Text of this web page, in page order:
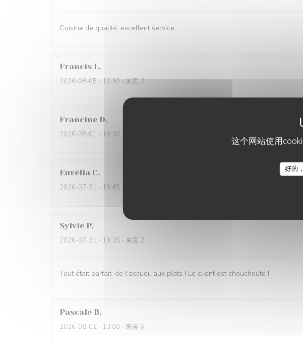
这个网站使用
好的
Cuisine de qualité, excellent service
Francis L
2026-08-05 - 12:30 - 来宾 2
Francine D
2026-08-01 - 19:30 - 来宾 4
Eurélia C
2026-07-31 - 19:45 - 来宾 4
Sylvie P
2026-07-31 - 19:15 - 来宾 2
Tout était parfait, de l'accueil aux plats ! Le client est chouchouté !
Pascale B
2026-08-02 - 13:00 - 来宾 6